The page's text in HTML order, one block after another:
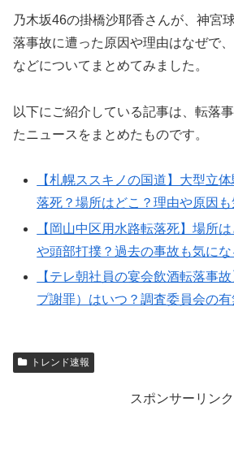
乃木坂46の掛橋沙耶香さんが、神宮
落事故に遭った原因や理由はなぜで
などについてまとめてみました。
以下にご紹介している記事は、転落
たニュースをまとめたものです。
【札幌ススキノの国道】大型立
落死？場所はどこ？理由や原因も
【岡山中区用水路転落死】場所
や頭部打撲？過去の事故も気にな
【テレ朝社員の宴会飲酒転落事
プ謝罪）はいつ？調査委員会の有
トレンド速報
スポンサーリンク